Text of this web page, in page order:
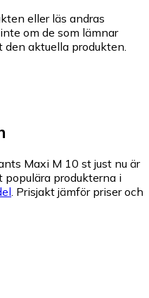
eller läs andras
om de som lämnar
aktuella produkten.
Maxi M 10 st just nu är
populära produkterna i
. Prisjakt jämför priser och